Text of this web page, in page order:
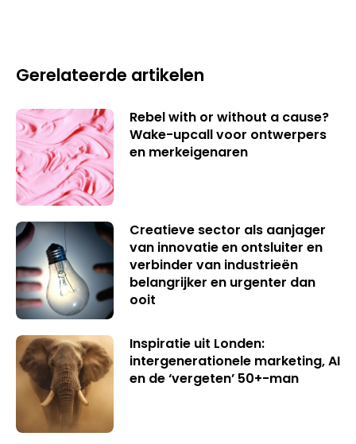
Gerelateerde artikelen
Rebel with or without a cause?
Wake-upcall voor ontwerpers
en merkeigenaren
Creatieve sector als aanjager
van innovatie en ontsluiter en
verbinder van industrieën
belangrijker en urgenter dan
ooit
Inspiratie uit Londen:
intergenerationele marketing, AI
en de ‘vergeten’ 50+-man